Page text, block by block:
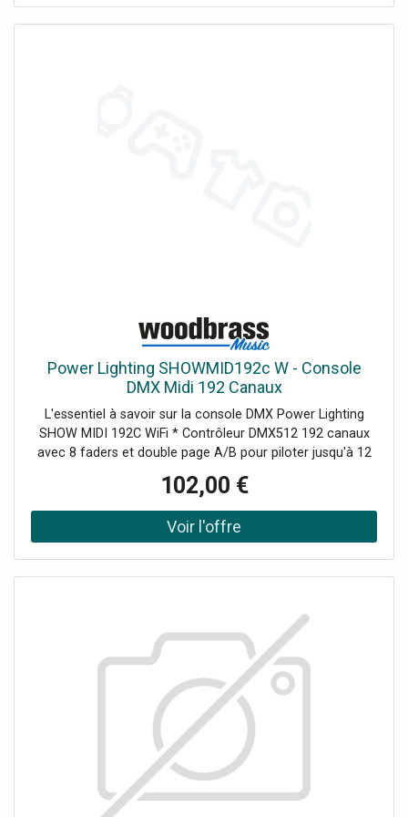
Power Lighting SHOWMID192c W - Console
DMX Midi 192 Canaux
L'essentiel à savoir sur la console DMX Power Lighting
SHOW MIDI 192C WiFi * Contrôleur DMX512 192 canaux
avec 8 faders et double page A/B pour piloter jusqu'à 12
WiFi 2.4 GHz avec 16 groupes ID pour des shows sans
câbles. * Pilotage MIDI, micro intégré pour le mode "
Music " et bouton " Black-Out " pour un noir salle
Power Lighting SHOW MIDI 192C WiFi permet de déployer
un éclairage professionnel dans des contextes variés :
scènes de concert, clubs et bars, soirées DJ, mariages,
événements d'entreprise, théâtre ou installation fixe. La
transmission DMX sans fil élimine les longueurs de câble
et accélère vos montages, tandis que l'alimentation
possible par batterie USB 5 V sécurise vos prestations en
extérieur ou dans les lieux où les prises sont rares. Pour
qui est faite cette console DMX ? Elle s'adresse aux DJ
mobiles et animateurs qui veulent un contrôleur simple et
102,00 €